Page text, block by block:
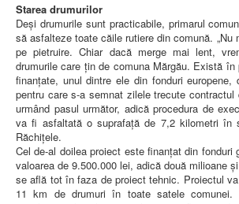
Starea drumurilor
Deși drumurile sunt practicabile, primarul
să asfalteze toate căile rutiere din comună. „Nu
pe pietruire. Chiar dacă merge mai lent,
drumurile care țin de comuna Mărgău. Există în
finanțate, unul dintre ele din fonduri europene,
pentru care s-a semnat zilele trecute contractul
urmând pasul următor, adică procedura de
va fi asfaltată o suprafață de 7,2 kilometri în
Răchițele.
Cel de-al doilea proiect este finanțat din fonduri
valoarea de 9.500.000 lei, adică două milioane
se află tot în faza de proiect tehnic. Proiectul
11 km de drumuri în toate satele comunei.